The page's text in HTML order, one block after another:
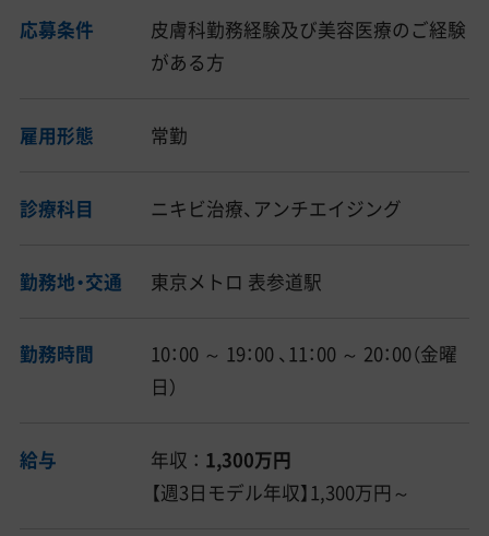
応募条件
皮膚科勤務経験及び美容医療のご経験
がある方
雇用形態 常勤
診療科目 ニキビ治療、アンチエイジング
勤務地・交通 東京メトロ 表参道駅
勤務時間
10：00 ～ 19：00 、11：00 ～ 20：00（金曜
日）
給与 年収 ： 1,300万円
【週3日モデル年収】1,300万円～